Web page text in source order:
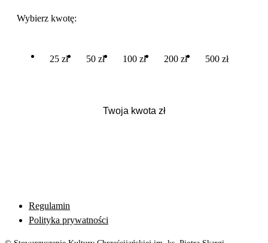
Wybierz kwotę:
25 zł 50 zł 100 zł 200 zł 500 zł
Regulamin
Polityka prywatności